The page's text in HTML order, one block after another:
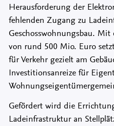
Herausforderung der
fehlenden Zugang zu
Geschosswohnungsbau.
von rund 500 Mio. Euro
für Verkehr gezielt am
Investitionsanreize für
Gefördert wird die
Ladeinfrastruktur an